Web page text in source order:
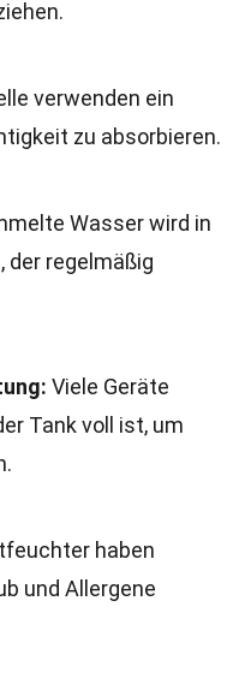
verwenden ein
zu absorbieren.
Wasser wird in
der regelmäßig
Viele Geräte
Tank voll ist, um
haben
und Allergene